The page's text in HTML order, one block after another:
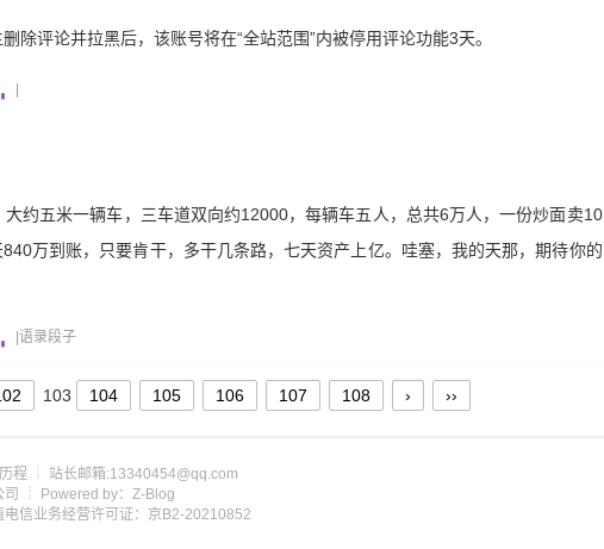
评论并拉黑后，该账号将在“全站范围”内被停用评论功能3天。
约五米一辆车，三车道双向约12000，每辆车五人，总共6万人，一份炒面卖10
万到账，只要肯干，多干几条路，七天资产上亿。哇塞，我的天那，期待你的
语录段子
103 104 105 106 107 108 › ››
程 ┊ 站长邮箱:13340454@qq.com
司 ┊ Powered by：Z-Blog
电信业务经营许可证：京B2-20210852